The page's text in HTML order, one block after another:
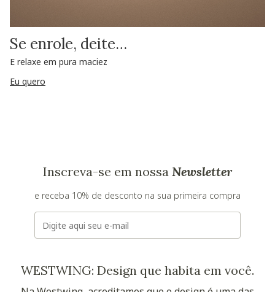
Se enrole, deite…
E relaxe em pura maciez
Eu quero
Inscreva-se em nossa Newsletter
e receba 10% de desconto na sua primeira compra
E-mail
WESTWING: Design que habita em você.